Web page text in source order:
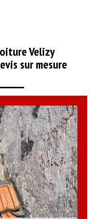
Velizy
sur mesure